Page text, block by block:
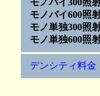
モノバイ300照
モノバイ600照
モノ単独300照
モノ単独600照
デンシティ料